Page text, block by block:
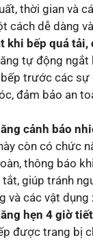
thời gian và
cách dễ dàng
khi bếp quá tải,
tự động ngắt
trước các sự
đảm bảo an
cảnh báo
còn có chức
thông báo
tắt, giúp tránh
và các vật dụng
hẹn 4 giờ
được trang bị